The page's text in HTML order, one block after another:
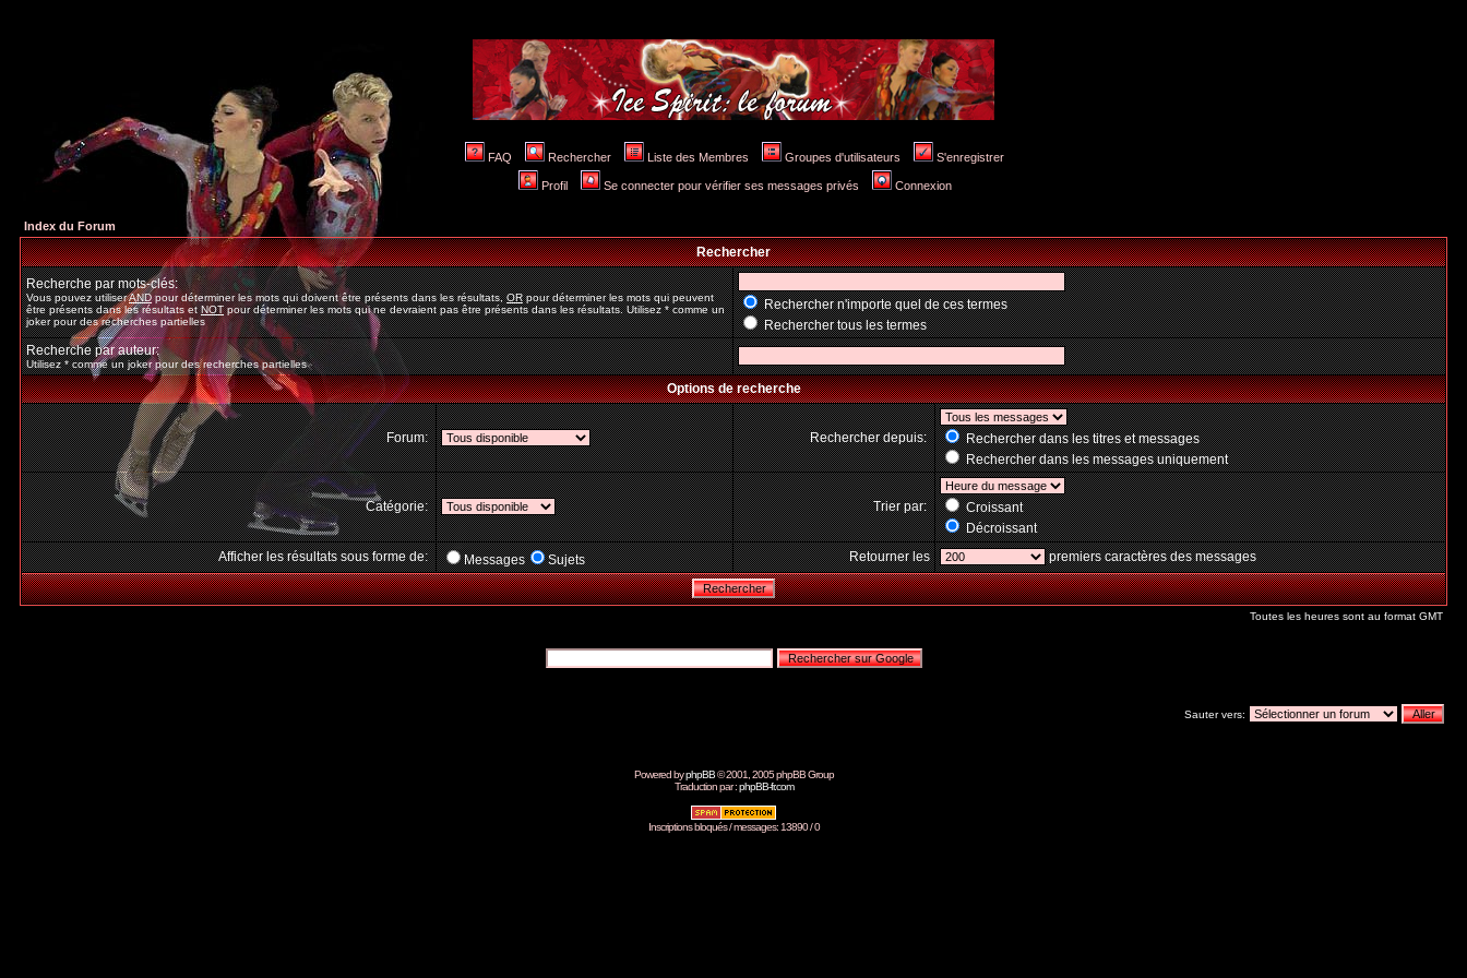
FAQ Rechercher Liste des Membres Groupes d'utilisateurs S'enregistrer
Profil Se connecter pour vérifier ses messages privés Connexion
Index du Forum
Rechercher
Recherche par mots-clés:
Vous pouvez utiliserANDpour déterminer les mots qui doivent être présents dans les résultats,ORpour déterminer les mots qui peuvent
être présents dans les résultats etNOTpour déterminer les mots qui ne devraient pas être présents dans les résultats. Utilisez * comme un
joker pour des recherches partielles
Rechercher n'importe quel de ces termes
Rechercher tous les termes
Recherche par auteur:
Utilisez * comme un joker pour des recherches partielles
Options de recherche
Forum: Rechercher depuis:
Rechercher dans les titres et messages
Rechercher dans les messages uniquement
Catégorie: Trier par:
Croissant
Décroissant
Afficher les résultats sous forme de:
Messages Sujets Retourner les premiers caractères des messages
Toutes les heures sont au format GMT
Sauter vers:
Powered byphpBB© 2001, 2005 phpBB Group
Traduction par :phpBB-fr.com
Inscriptions bloqués / messages: 13890 / 0